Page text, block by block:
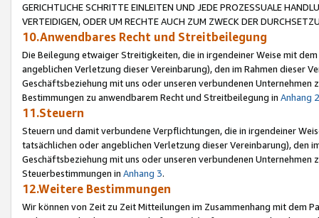
GERICHTLICHE SCHRITTE EINLEITEN UND JEDE PROZESSUALE
VERTEIDIGEN, ODER UM RECHTE AUCH ZUM ZWECK DER
10.Anwendbares Recht und Streitbeilegung
Die Beilegung etwaiger Streitigkeiten, die in irgendeiner Weise mit
angeblichen Verletzung dieser Vereinbarung), den im Rahmen dieser
Geschäftsbeziehung mit uns oder unseren verbundenen
Bestimmungen zu anwendbarem Recht und Streitbeilegung in Anhang 2
11.Steuern
Steuern und damit verbundene Verpflichtungen, die in irgendeiner
tatsächlichen oder angeblichen Verletzung dieser Vereinbarung), den
Geschäftsbeziehung mit uns oder unseren verbundenen
Steuerbestimmungen in Anhang 3.
12.Weitere Bestimmungen
Wir können von Zeit zu Zeit Mitteilungen im Zusammenhang mit dem